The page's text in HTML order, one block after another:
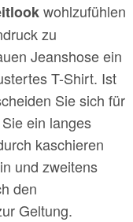
wohlzufühlen
zu
Jeanshose ein
T-Shirt. Ist
Sie sich für
ein langes
kaschieren
und zweitens
den
Geltung.